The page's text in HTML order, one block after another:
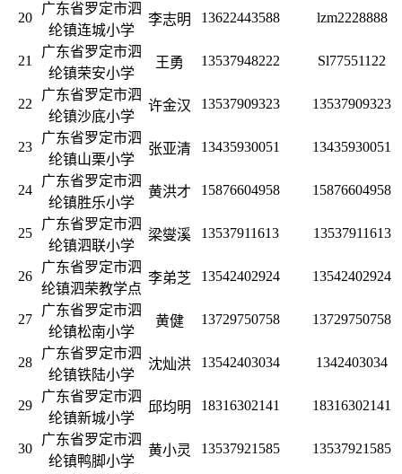
20
广东省罗定市泗
纶镇连城小学
李志明 13622443588 lzm2228888
21
广东省罗定市泗
纶镇荣安小学
王勇 13537948222 Sl77551122
22
广东省罗定市泗
纶镇沙底小学
许金汉 13537909323 13537909323
23
广东省罗定市泗
纶镇山栗小学
张亚清 13435930051 13435930051
24
广东省罗定市泗
纶镇胜乐小学
黄洪才 15876604958 15876604958
25
广东省罗定市泗
纶镇泗联小学
梁燮溪 13537911613 13537911613
26
广东省罗定市泗
纶镇泗荣教学点
李弟芝 13542402924 13542402924
27
广东省罗定市泗
纶镇松南小学
黄健 13729750758 13729750758
28
广东省罗定市泗
纶镇铁陆小学
沈灿洪 13542403034 1342403034
29
广东省罗定市泗
纶镇新城小学
邱均明 18316302141 18316302141
30
广东省罗定市泗
纶镇鸭脚小学
黄小灵 13537921585 13537921585